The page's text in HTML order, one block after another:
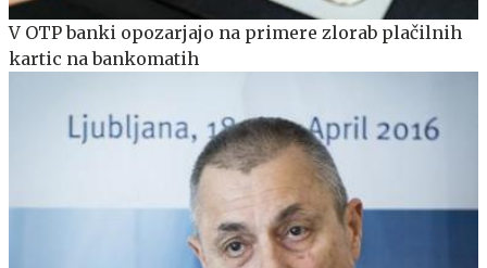
V OTP banki opozarjajo na primere zlorab plačilnih
kartic na bankomatih